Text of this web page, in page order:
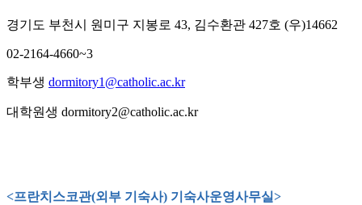
경기도 부천시 원미구 지봉로 43, 김수환관 427호 (우)14662
02-2164-4660~3
학부생 dormitory1@catholic.ac.kr
대학원생 dormitory2@catholic.ac.kr
<프란치스코관(외부 기숙사) 기숙사운영사무실>